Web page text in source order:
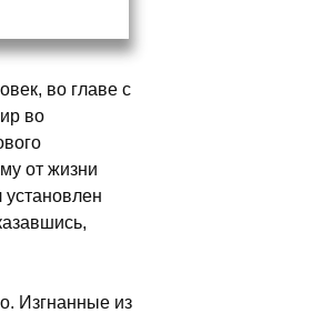
во главе с
во
от жизни
установлен
Изгнанные из